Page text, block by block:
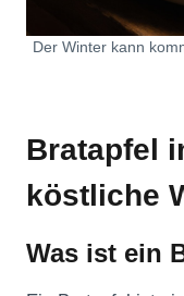
Der Winter kann
Bratapfel
köstliche
Was ist ein